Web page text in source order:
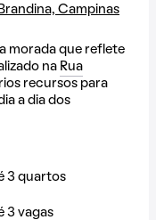
Campinas
morada que reflete
na Rua
recursos para
a dia dos
3 quartos
3 vagas